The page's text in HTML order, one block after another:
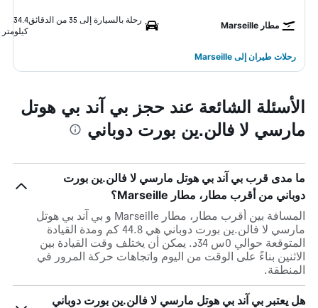
مطار Marseille
رحلة بالسيارة إلى 35 من الدقائق
34.4
كيلومتر
رحلات طيران إلى Marseille
الأسئلة الشائعة عند حجز بي آند بي هوتل
مارسي لا فالن.ين بورت دوباني
ما مدى قرب بي آند بي هوتل مارسي لا فالن.ين بورت
دوباني من أقرب مطار، مطار Marseille؟
المسافة بين أقرب مطار، مطار Marseille و بي آند بي هوتل
مارسي لا فالن.ين بورت دوباني هي 44.8 كم ومدة القيادة
المتوقعة حوالي 0س 34د. يمكن أن يختلف وقت القيادة بين
الاثنين بناءً على الوقت من اليوم واتجاهات حركة المرور في
المنطقة.
هل يعتبر بي آند بي هوتل مارسي لا فالن.ين بورت دوباني